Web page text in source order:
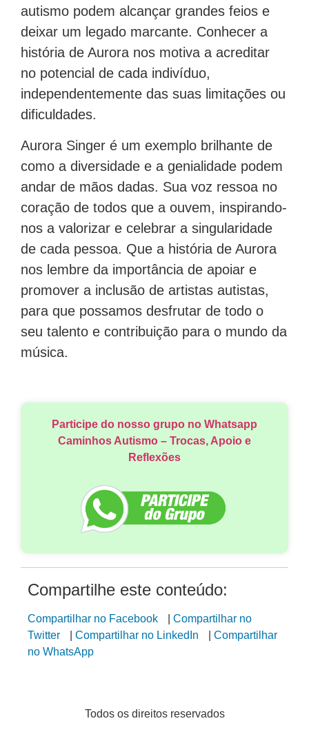
autismo podem alcançar grandes feios e
deixar um legado marcante. Conhecer a
história de Aurora nos motiva a acreditar
no potencial de cada indivíduo,
independentemente das suas limitações ou
dificuldades.
Aurora Singer é um exemplo brilhante de
como a diversidade e a genialidade podem
andar de mãos dadas. Sua voz ressoa no
coração de todos que a ouvem, inspirando-
nos a valorizar e celebrar a singularidade
de cada pessoa. Que a história de Aurora
nos lembre da importância de apoiar e
promover a inclusão de artistas autistas,
para que possamos desfrutar de todo o
seu talento e contribuição para o mundo da
música.
Participe do nosso grupo no Whatsapp
Caminhos Autismo – Trocas, Apoio e
Reflexões
Compartilhe este conteúdo:
Compartilhar no Facebook
Compartilhar no
Twitter
Compartilhar no LinkedIn
Compartilhar
no WhatsApp
Todos os direitos reservados